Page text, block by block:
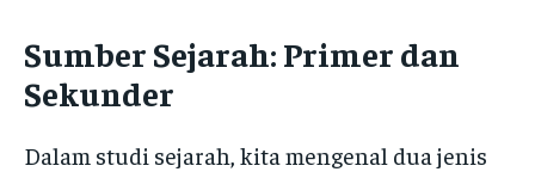
Sumber Sejarah: Primer dan
Sekunder
Dalam studi sejarah, kita mengenal dua jenis